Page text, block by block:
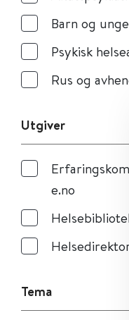
Barn og unge
Psykisk
Rus og
Utgiver
e.no
Tema